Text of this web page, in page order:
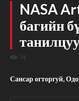
NASA
багийн
74
Сансар огторгуй,